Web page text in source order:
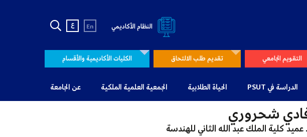
النظام الأكاديمي En ع
التقويم الجامعي تقديم طلب الالتحاق الكليات الأكاديمية والأقسام
الدراسة في PSUT الحياة الطلابية الجمعية العلمية الملكية عن الجامعة
شحروري
كلية الملك عبد الله الثاني للهندسة